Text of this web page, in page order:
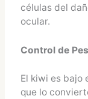
células del
ocular.
Control de
El kiwi es bajo
que lo